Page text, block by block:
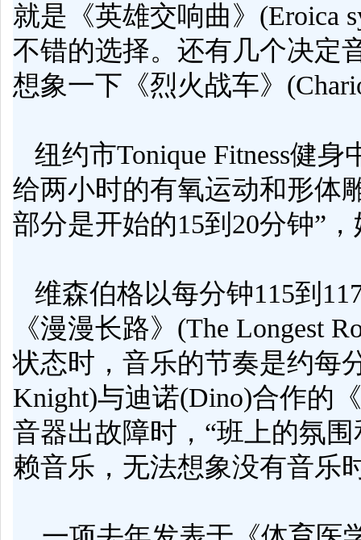
就是《英雄交响曲》(Eroica
不错的选择。还有几个决定
想象一下《烈火战车》
纽约市Tonique Fitness健身
给两小时的有氧运动和形体
部分是开始的15到20分钟”
维森伯格以每分钟115到
《漫漫长路》(The Longest
状态时，音乐的节奏是约每
Knight)与迪诺(Dino)合作的
音器出故障时，“班上的氛
赖音乐，无法想象没有音乐